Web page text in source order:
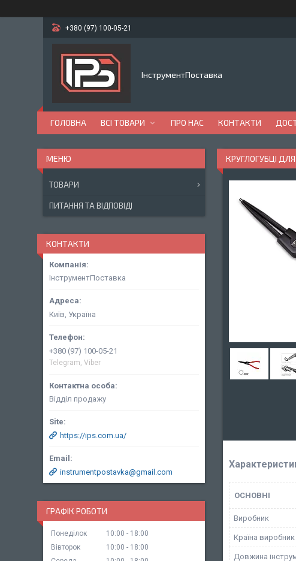
+380 (97) 100-05-21
ІнструментПоставка
ГОЛОВНА ВСІ ТОВАРИ ПРО НАС КОНТАКТИ
КРУГЛОГУБЦІ
ОСНОВНІ
Виробник
Країна виробник
Довжина
ТОВАРИ
ПИТАННЯ ТА ВІДПОВІДІ
КОНТАКТИ
ІнструментПоставка
Київ, Україна
+380 (97) 100-05-21
Telegram, Viber
Відділ продажу
https://ips.com.ua/
instrumentpostavka@gmail.com
ГРАФІК РОБОТИ
Понеділок 10:00
18:00
Вівторок
10:00
18:00